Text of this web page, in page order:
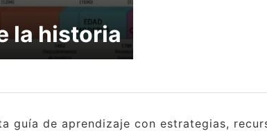
la historia
guía de aprendizaje con estrategias,